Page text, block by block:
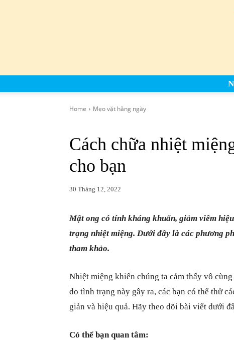
Home Mẹo vặt hằng ngày
Cách chữa nhiệt
cho bạn
30 Tháng 12, 2022
Mật ong có tính kháng khuẩn, giảm viêm
trạng nhiệt miệng. Dưới đây là các phương
tham khảo.
Nhiệt miệng khiến chúng ta cảm thấy vô
do tình trạng này gây ra, các bạn có thể thử
giản và hiệu quả. Hãy theo dõi bài viết dưới
Có thể bạn quan tâm: